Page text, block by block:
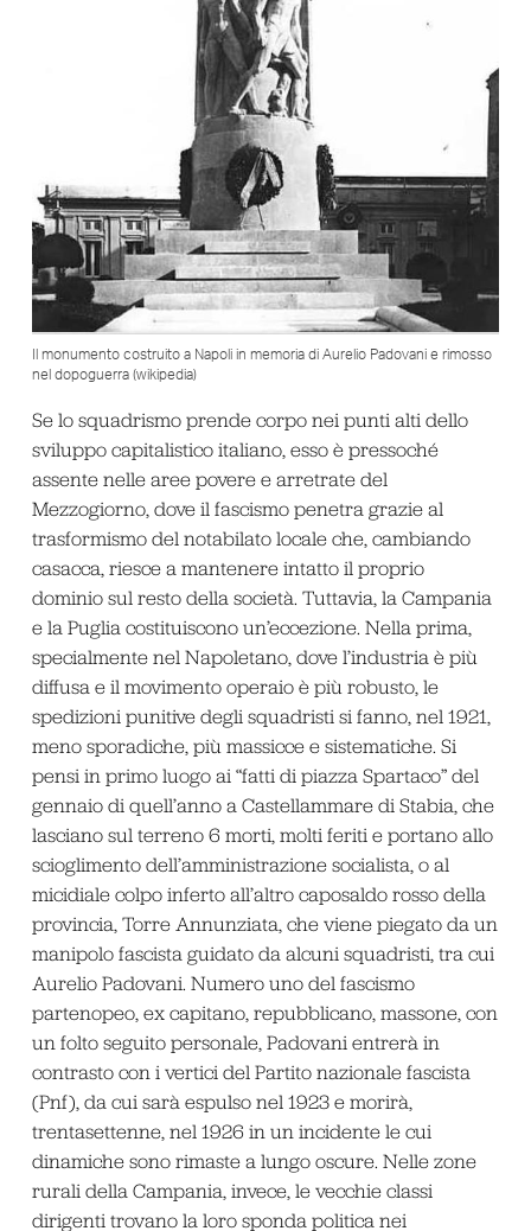
Il monumento costruito a Napoli in memoria di Aurelio Padovani e rimosso
nel dopoguerra (wikipedia)
Se lo squadrismo prende corpo nei punti alti dello
sviluppo capitalistico italiano, esso è pressoché
assente nelle aree povere e arretrate del
Mezzogiorno, dove il fascismo penetra grazie al
trasformismo del notabilato locale che, cambiando
casacca, riesce a mantenere intatto il proprio
dominio sul resto della società. Tuttavia, la Campania
e la Puglia costituiscono un’eccezione. Nella prima,
specialmente nel Napoletano, dove l’industria è più
diffusa e il movimento operaio è più robusto, le
spedizioni punitive degli squadristi si fanno, nel 1921,
meno sporadiche, più massicce e sistematiche. Si
pensi in primo luogo ai “fatti di piazza Spartaco” del
gennaio di quell’anno a Castellammare di Stabia, che
lasciano sul terreno 6 morti, molti feriti e portano allo
scioglimento dell’amministrazione socialista, o al
micidiale colpo inferto all’altro caposaldo rosso della
provincia, Torre Annunziata, che viene piegato da un
manipolo fascista guidato da alcuni squadristi, tra cui
Aurelio Padovani. Numero uno del fascismo
partenopeo, ex capitano, repubblicano, massone, con
un folto seguito personale, Padovani entrerà in
contrasto con i vertici del Partito nazionale fascista
(Pnf), da cui sarà espulso nel 1923 e morirà,
trentasettenne, nel 1926 in un incidente le cui
dinamiche sono rimaste a lungo oscure. Nelle zone
rurali della Campania, invece, le vecchie classi
dirigenti trovano la loro sponda politica nei